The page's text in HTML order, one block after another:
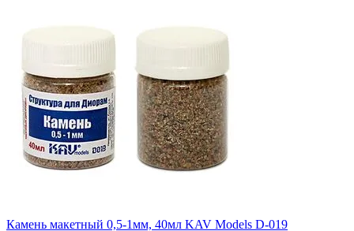
Камень макетный 0,5-1мм, 40мл KAV Models D-019